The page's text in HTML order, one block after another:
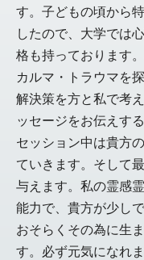
す。子どもの頃から
したので、大学では
格も持っております
カルマ・トラウマを
解決策を方と私で考
ッセージをお伝えす
セッション中は貴方
ていきます。そして
与えます。私の霊感
能力で、貴方が少し
おそらくその為に生
す。必ず元気になれ